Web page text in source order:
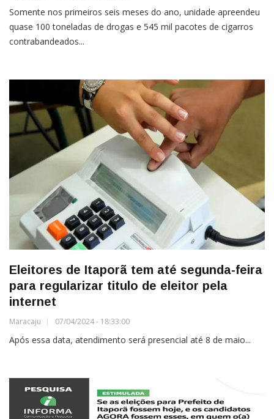
Somente nos primeiros seis meses do ano, unidade apreendeu
quase 100 toneladas de drogas e 545 mil pacotes de cigarros
contrabandeados...
Eleitores de Itaporã tem até segunda-feira
para regularizar titulo de eleitor pela
internet
Maracaju 07/04/2024 - 18:33:00
Após essa data, atendimento será presencial até 8 de maio...